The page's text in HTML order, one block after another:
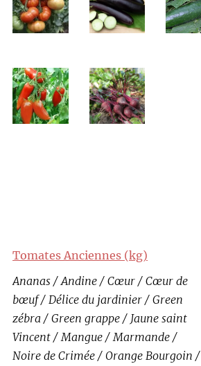
Tomates Anciennes (kg)
Ananas / Andine / Cœur / Cœur de
bœuf / Délice du jardinier / Green
zébra / Green grappe / Jaune saint
Vincent / Mangue / Marmande /
Noire de Crimée / Orange Bourgoin /